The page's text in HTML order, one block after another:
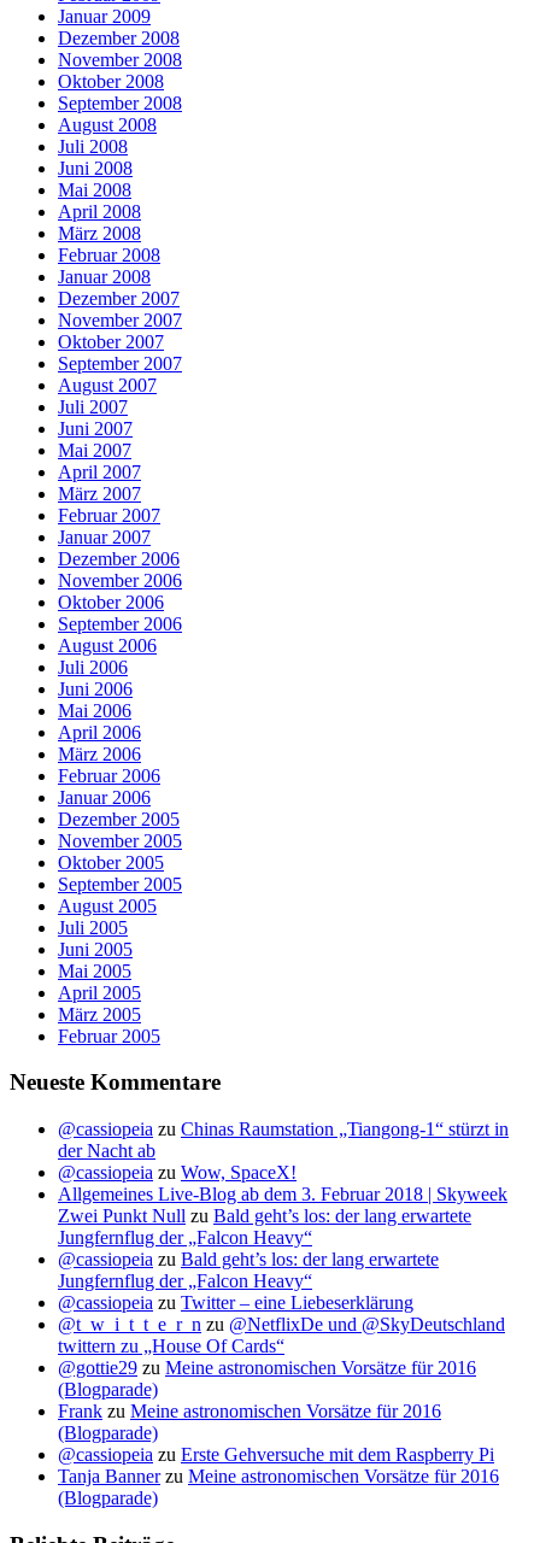
Januar 2009
Dezember 2008
November 2008
Oktober 2008
September 2008
August 2008
Juli 2008
Juni 2008
Mai 2008
April 2008
März 2008
Februar 2008
Januar 2008
Dezember 2007
November 2007
Oktober 2007
September 2007
August 2007
Juli 2007
Juni 2007
Mai 2007
April 2007
März 2007
Februar 2007
Januar 2007
Dezember 2006
November 2006
Oktober 2006
September 2006
August 2006
Juli 2006
Juni 2006
Mai 2006
April 2006
März 2006
Februar 2006
Januar 2006
Dezember 2005
November 2005
Oktober 2005
September 2005
August 2005
Juli 2005
Juni 2005
Mai 2005
April 2005
März 2005
Februar 2005
Neueste Kommentare
@cassiopeia zu Chinas Raumstation „Tiangong-1“ stürzt in
der Nacht ab
@cassiopeia zu Wow, SpaceX!
Allgemeines Live-Blog ab dem 3. Februar 2018 | Skyweek
Zwei Punkt Null zu Bald geht’s los: der lang erwartete
Jungfernflug der „Falcon Heavy“
@cassiopeia zu Bald geht’s los: der lang erwartete
Jungfernflug der „Falcon Heavy“
@cassiopeia zu Twitter – eine Liebeserklärung
@t_w_i_t_t_e_r_n zu @NetflixDe und @SkyDeutschland
twittern zu „House Of Cards“
@gottie29 zu Meine astronomischen Vorsätze für 2016
(Blogparade)
Frank zu Meine astronomischen Vorsätze für 2016
(Blogparade)
@cassiopeia zu Erste Gehversuche mit dem Raspberry Pi
Tanja Bannerzu Meine astronomischen Vorsätze für 2016
(Blogparade)